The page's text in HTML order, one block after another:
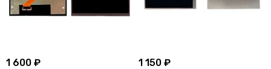
1 600 ₽ 1 150 ₽